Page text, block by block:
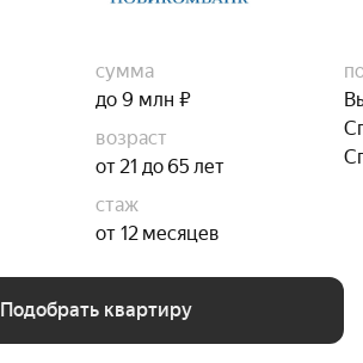
сумма
до 9 млн ₽
возраст
от 21 до 65 лет
стаж
от 12 месяцев
Подобрать квартиру